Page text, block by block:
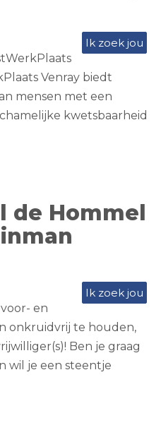
Ik zoek jou
Venray biedt
mensen met een
kwetsbaarheid
de Hommel
Ik zoek jou
en
onkruidvrij te houden,
Ben je graag
wil je een steentje